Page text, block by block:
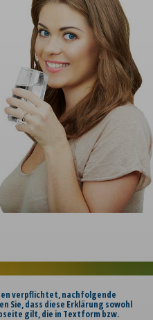
verpflichtet, nachfolgende
Sie, dass diese Erklärung sowohl
gilt, die in Textform bzw.